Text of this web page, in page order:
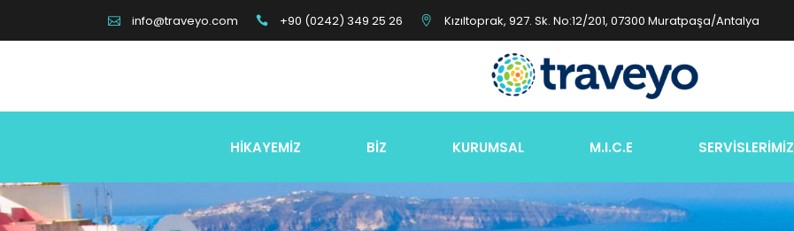
info@traveyo.com +90 (0242) 349 25 26 Kızıltoprak, 927. Sk. No:12/201, 07300 Muratpaşa/Antalya
HİKAYEMİZ BİZ KURUMSAL M.I.C.E SERVİSLERİMİZ